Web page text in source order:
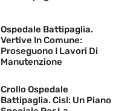
Ospedale Battipaglia.
Vertive In Comune:
Proseguono I Lavori Di
Manutenzione
Crollo Ospedale
Battipaglia. Cisl: Un Piano